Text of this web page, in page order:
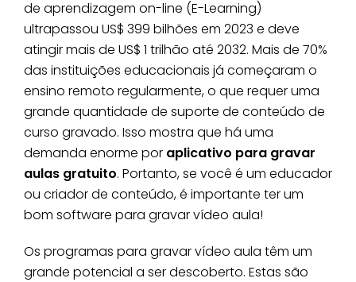
de aprendizagem on-line (E-Learning)
ultrapassou US$ 399 bilhões em 2023 e deve
atingir mais de US$ 1 trilhão até 2032. Mais de 70%
das instituições educacionais já começaram o
ensino remoto regularmente, o que requer uma
grande quantidade de suporte de conteúdo de
curso gravado. Isso mostra que há uma
demanda enorme por aplicativo para gravar
aulas gratuito. Portanto, se você é um educador
ou criador de conteúdo, é importante ter um
bom software para gravar vídeo aula!
Os programas para gravar vídeo aula têm um
grande potencial a ser descoberto. Estas são